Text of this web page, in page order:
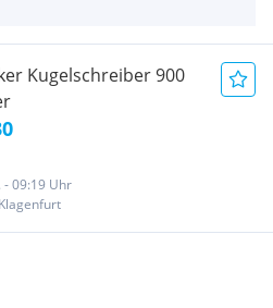
Kugelschreiber 900
- 09:19 Uhr